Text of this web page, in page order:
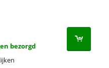
bezorgd